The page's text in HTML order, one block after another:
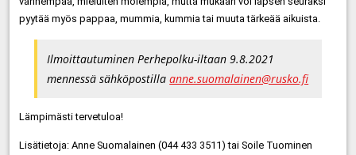
pyytää myös pappaa, mummia, kummia tai muuta tärkeää aikuista.
Ilmoittautuminen Perhepolku-iltaan 9.8.2021
mennessä sähköpostillaanne.suomalainen@rusko.fi
Lämpimästi tervetuloa!
Lisätietoja: Anne Suomalainen (044 433 3511) tai Soile Tuominen